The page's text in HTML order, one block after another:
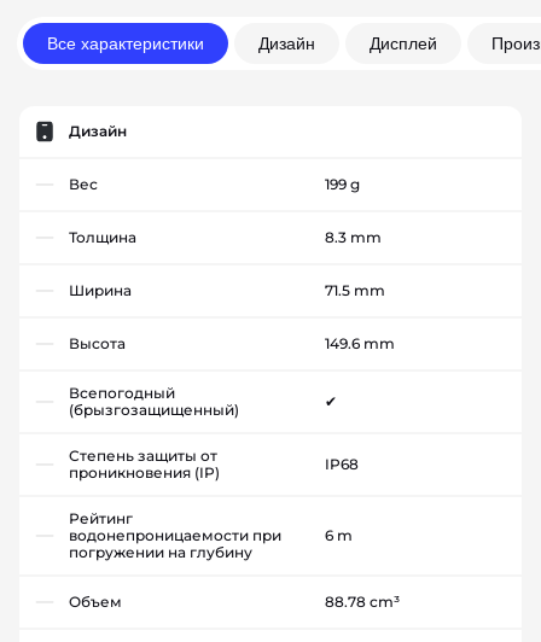
Все характеристики Дизайн Дисплей
Дизайн
Вес 199 g
Толщина 8.3 mm
Ширина 71.5 mm
Высота 149.6 mm
Всепогодный
(брызгозащищенный)
✔
Степень защиты от
проникновения (IP)
IP68
Рейтинг
водонепроницаемости при
погружении на глубину
6 m
Объем 88.78 cm³